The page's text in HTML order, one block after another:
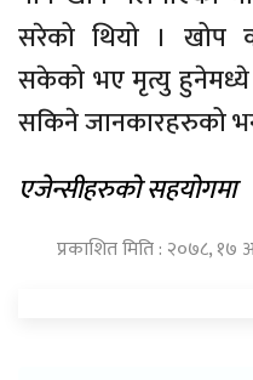
सरेको थियो । खोप
सकेको भए मृत्यु हुनेमध्ये
सकिने जानकारहरुको
एजेन्सीहरुको सहयोगमा
प्रकाशित मिति : २०७८,